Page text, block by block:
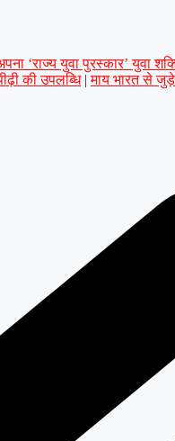
‘राज्य युवा पुरस्कार’ युवा
की उपलब्धि | माय भारत से